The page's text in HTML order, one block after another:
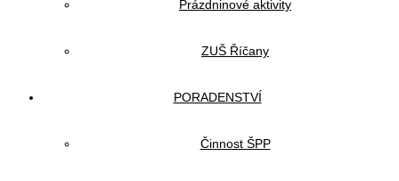
Prázdninové aktivity
ZUŠ Říčany
PORADENSTVÍ
Činnost ŠPP